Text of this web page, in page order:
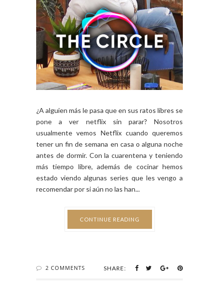
¿A alguien más le pasa que en sus ratos libres se
pone a ver netflix sin parar? Nosotros
usualmente vemos Netflix cuando queremos
tener un fin de semana en casa o alguna noche
antes de dormir. Con la cuarentena y teniendo
más tiempo libre, además de cocinar hemos
estado viendo algunas series que les vengo a
recomendar por si aún no las han...
CONTINUE READING
2 COMMENTS SHARE: